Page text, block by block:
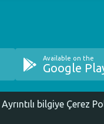
Available on the
Google
Ayrıntılı bilgiye Çerez